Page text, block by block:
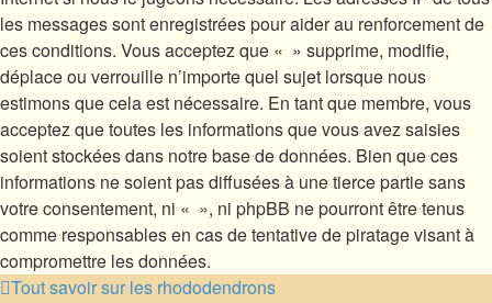
les messages sont enregistrées pour aider au renforcement de
ces conditions. Vous acceptez que « » supprime, modifie,
déplace ou verrouille n’importe quel sujet lorsque nous
estimons que cela est nécessaire. En tant que membre, vous
acceptez que toutes les informations que vous avez saisies
soient stockées dans notre base de données. Bien que ces
informations ne soient pas diffusées à une tierce partie sans
votre consentement, ni « », ni phpBB ne pourront être tenus
comme responsables en cas de tentative de piratage visant à
compromettre les données.
Tout savoir sur les rhododendrons